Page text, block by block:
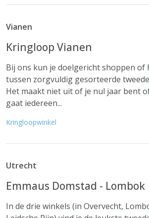
Vianen
Kringloop Vianen
Bij ons kun je doelgericht shoppen of
tussen zorgvuldig gesorteerde
Het maakt niet uit of je nul jaar bent
gaat iedereen...
Kringloopwinkel
Utrecht
Emmaus Domstad - Lombok
In de drie winkels (in Overvecht,